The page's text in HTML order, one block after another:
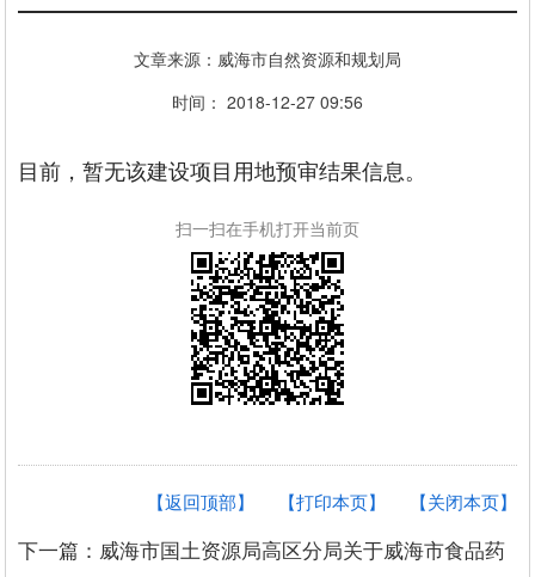
文章来源：威海市自然资源和规划局
时间： 2018-12-27 09:56
目前，暂无该建设项目用地预审结果信息。
扫一扫在手机打开当前页
【关闭本页】
【打印本页】
【返回顶部】
下一篇：威海市国土资源局高区分局关于威海市食品药